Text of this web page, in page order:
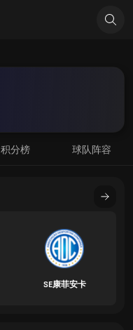
积分榜 球队阵容
SE康菲安卡